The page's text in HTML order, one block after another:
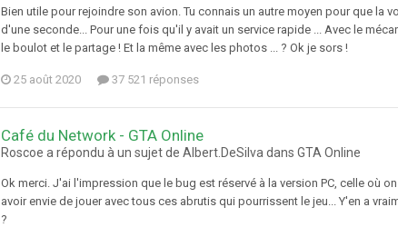
Bien utile pour rejoindre son avion. Tu connais un autre moyen pour que la
d'une seconde... Pour une fois qu'il y avait un service rapide ... Avec le
le boulot et le partage ! Et la même avec les photos ... ? Ok je sors !
25 août 2020 37 521 réponses
Café du Network - GTA Online
Roscoe a répondu à un sujet de Albert.DeSilva dans GTA Online
Ok merci. J'ai l'impression que le bug est réservé à la version PC, celle où
avoir envie de jouer avec tous ces abrutis qui pourrissent le jeu... Y'en a
?